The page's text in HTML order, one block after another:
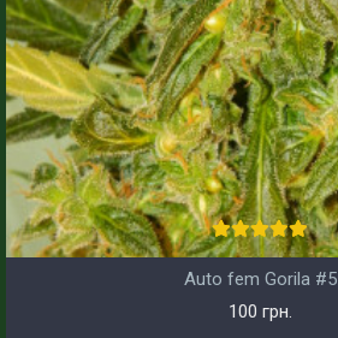
Auto fem Gorila #5
100 грн.